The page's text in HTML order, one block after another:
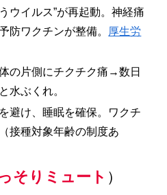
ウイルス”が再起動。神経痛
防ワクチンが整備。 厚生労
の片側にチクチク痛→数日
水ぶくれ。
避け、睡眠を確保。ワクチ
接種対象年齢の制度あ
そりミュート ）